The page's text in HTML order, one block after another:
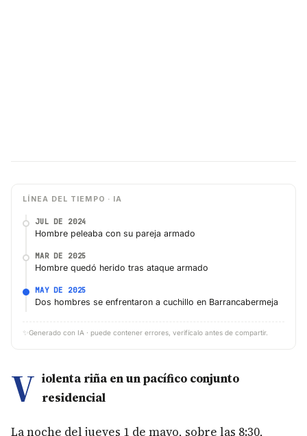
LÍNEA DEL TIEMPO · IA
JUL DE 2024
Hombre peleaba con su pareja armado
MAR DE 2025
Hombre quedó herido tras ataque armado
MAY DE 2025
Dos hombres se enfrentaron a cuchillo en Barrancabermeja
✨ Generado con IA · puede contener errores, verifícalo antes de compartir.
V iolenta riña en un pacífico conjunto
residencial
La noche del jueves 1 de mayo, sobre las 8:30,